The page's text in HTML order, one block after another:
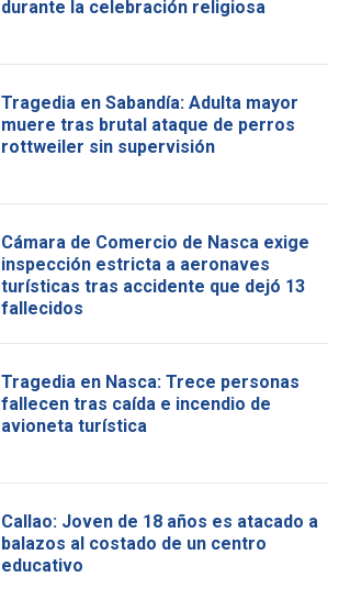
durante la celebración religiosa
Tragedia en Sabandía: Adulta mayor
muere tras brutal ataque de perros
rottweiler sin supervisión
Cámara de Comercio de Nasca exige
inspección estricta a aeronaves
turísticas tras accidente que dejó 13
fallecidos
Tragedia en Nasca: Trece personas
fallecen tras caída e incendio de
avioneta turística
Callao: Joven de 18 años es atacado a
balazos al costado de un centro
educativo